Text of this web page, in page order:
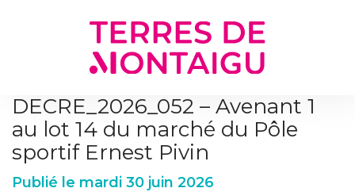
DECRE_2026_052 – Avenant 1
au lot 14 du marché du Pôle
sportif Ernest Pivin
Publié le mardi 30 juin 2026